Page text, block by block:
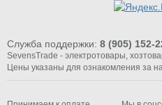
Служба поддержки: 8 (905) 152-
SevensTrade - электротовары,
Цены указаны для ознакомления за